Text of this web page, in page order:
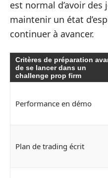
est normal d’avoir
maintenir un état
continuer à avancer.
Critères de préparation
de se lancer dans un
challenge prop firm
Performance en démo
Plan de trading écrit